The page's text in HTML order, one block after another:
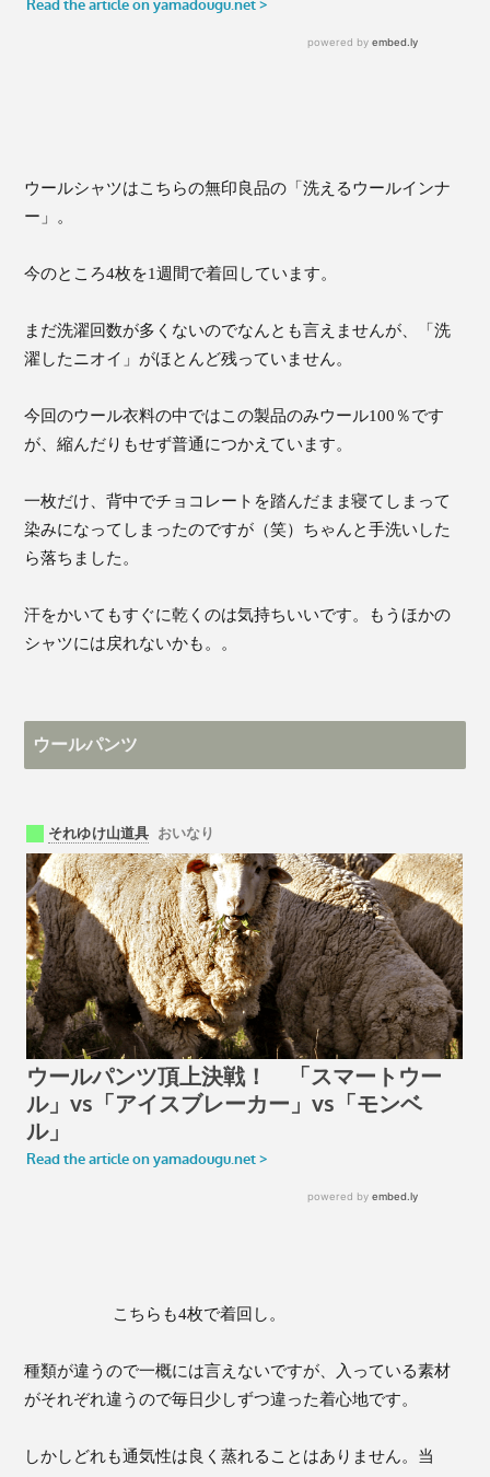
ウールシャツはこちらの無印良品の「洗えるウールインナ
ー」。
今のところ4枚を1週間で着回しています。
まだ洗濯回数が多くないのでなんとも言えませんが、「洗
濯したニオイ」がほとんど残っていません。
今回のウール衣料の中ではこの製品のみウール100％です
が、縮んだりもせず普通につかえています。
一枚だけ、背中でチョコレートを踏んだまま寝てしまって
染みになってしまったのですが（笑）ちゃんと手洗いした
ら落ちました。
汗をかいてもすぐに乾くのは気持ちいいです。もうほかの
シャツには戻れないかも。。
ウールパンツ
こちらも4枚で着回し。
種類が違うので一概には言えないですが、入っている素材
がそれぞれ違うので毎日少しずつ違った着心地です。
しかしどれも通気性は良く蒸れることはありません。当